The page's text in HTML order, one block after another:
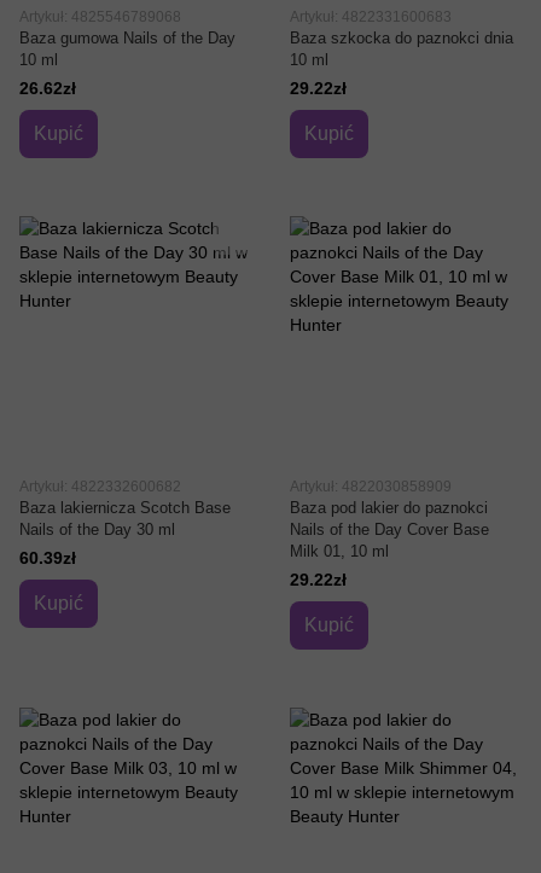
Artykuł: 4825546789068
Baza gumowa Nails of the Day
10 ml
26.62zł
Kupić
Artykuł: 4822331600683
Baza szkocka do paznokci dnia
10 ml
29.22zł
Kupić
Artykuł: 4822332600682
Baza lakiernicza Scotch Base
Nails of the Day 30 ml
60.39zł
Kupić
Artykuł: 4822030858909
Baza pod lakier do paznokci
Nails of the Day Cover Base
Milk 01, 10 ml
29.22zł
Kupić